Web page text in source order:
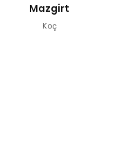
Mazgirt
Koç